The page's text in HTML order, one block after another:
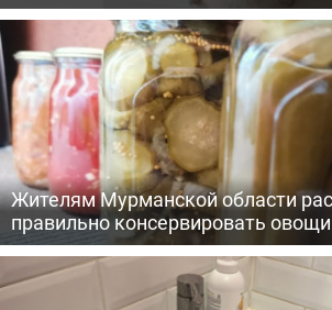
Жителям Мурманской области
правильно консервировать